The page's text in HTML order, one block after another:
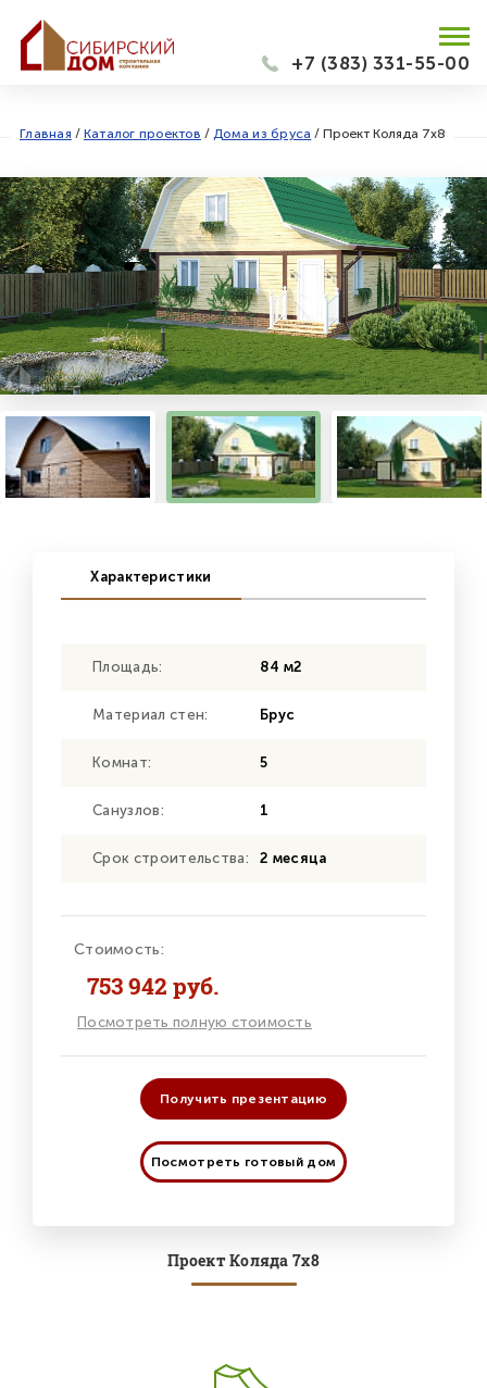
+7 (383) 331-55-00
Главная / Каталог проектов / Дома из бруса /Проект Коляда 7х8
Характеристики
Площадь: 84 м2
Материал стен: Брус
Комнат: 5
Санузлов: 1
Срок строительства: 2 месяца
Стоимость:
753 942 руб.
Посмотреть полную стоимость
Получить презентацию
Посмотреть готовый дом
Проект Коляда 7х8